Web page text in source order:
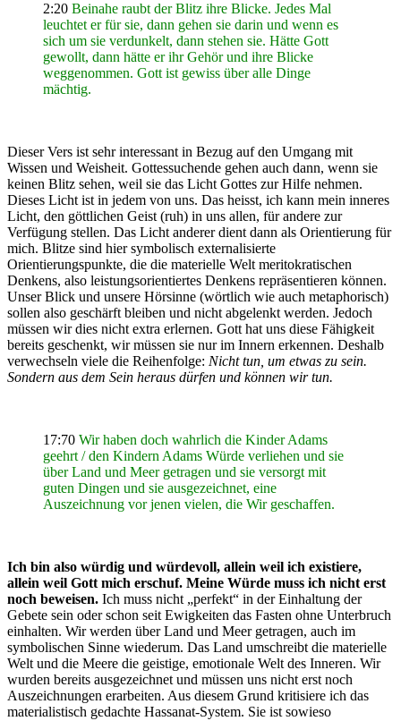
2:20 Beinahe raubt der Blitz ihre Blicke. Jedes Mal
leuchtet er für sie, dann gehen sie darin und wenn es
sich um sie verdunkelt, dann stehen sie. Hätte Gott
gewollt, dann hätte er ihr Gehör und ihre Blicke
weggenommen. Gott ist gewiss über alle Dinge
mächtig.
Dieser Vers ist sehr interessant in Bezug auf den Umgang mit
Wissen und Weisheit. Gottessuchende gehen auch dann, wenn sie
keinen Blitz sehen, weil sie das Licht Gottes zur Hilfe nehmen.
Dieses Licht ist in jedem von uns. Das heisst, ich kann mein inneres
Licht, den göttlichen Geist (ruh) in uns allen, für andere zur
Verfügung stellen. Das Licht anderer dient dann als Orientierung für
mich. Blitze sind hier symbolisch externalisierte
Orientierungspunkte, die die materielle Welt meritokratischen
Denkens, also leistungsorientiertes Denkens repräsentieren können.
Unser Blick und unsere Hörsinne (wörtlich wie auch metaphorisch)
sollen also geschärft bleiben und nicht abgelenkt werden. Jedoch
müssen wir dies nicht extra erlernen. Gott hat uns diese Fähigkeit
bereits geschenkt, wir müssen sie nur im Innern erkennen. Deshalb
verwechseln viele die Reihenfolge: Nicht tun, um etwas zu sein.
Sondern aus dem Sein heraus dürfen und können wir tun.
17:70 Wir haben doch wahrlich die Kinder Adams
geehrt / den Kindern Adams Würde verliehen und sie
über Land und Meer getragen und sie versorgt mit
guten Dingen und sie ausgezeichnet, eine
Auszeichnung vor jenen vielen, die Wir geschaffen.
Ich bin also würdig und würdevoll, allein weil ich existiere,
allein weil Gott mich erschuf. Meine Würde muss ich nicht erst
noch beweisen. Ich muss nicht „perfekt“ in der Einhaltung der
Gebete sein oder schon seit Ewigkeiten das Fasten ohne Unterbruch
einhalten. Wir werden über Land und Meer getragen, auch im
symbolischen Sinne wiederum. Das Land umschreibt die materielle
Welt und die Meere die geistige, emotionale Welt des Inneren. Wir
wurden bereits ausgezeichnet und müssen uns nicht erst noch
Auszeichnungen erarbeiten. Aus diesem Grund kritisiere ich das
materialistisch gedachte Hassanat-System. Sie ist sowieso